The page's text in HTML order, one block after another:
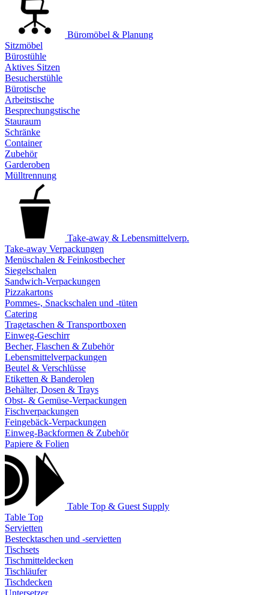
Büromöbel & Planung
Sitzmöbel
Bürostühle
Aktives Sitzen
Besucherstühle
Bürotische
Arbeitstische
Besprechungstische
Stauraum
Schränke
Container
Zubehör
Garderoben
Mülltrennung
Take-away & Lebensmittelverp.
Take-away Verpackungen
Menüschalen & Feinkostbecher
Siegelschalen
Sandwich-Verpackungen
Pizzakartons
Pommes-, Snackschalen und -tüten
Catering
Tragetaschen & Transportboxen
Einweg-Geschirr
Becher, Flaschen & Zubehör
Lebensmittelverpackungen
Beutel & Verschlüsse
Etiketten & Banderolen
Behälter, Dosen & Trays
Obst- & Gemüse-Verpackungen
Fischverpackungen
Feingebäck-Verpackungen
Einweg-Backformen & Zubehör
Papiere & Folien
Table Top & Guest Supply
Table Top
Servietten
Bestecktaschen und -servietten
Tischsets
Tischmitteldecken
Tischläufer
Tischdecken